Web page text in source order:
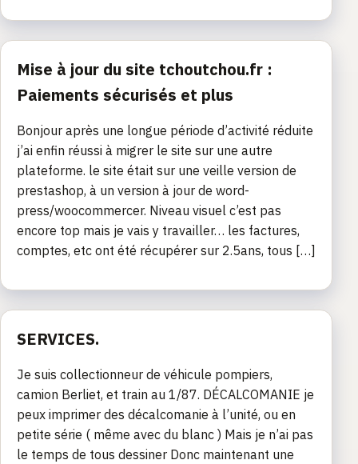
Mise à jour du site tchoutchou.fr :
Paiements sécurisés et plus
Bonjour après une longue période d’activité réduite
j’ai enfin réussi à migrer le site sur une autre
plateforme. le site était sur une veille version de
prestashop, à un version à jour de word-
press/woocommercer. Niveau visuel c’est pas
encore top mais je vais y travailler… les factures,
comptes, etc ont été récupérer sur 2.5ans, tous […]
SERVICES.
Je suis collectionneur de véhicule pompiers,
camion Berliet, et train au 1/87. DÉCALCOMANIE je
peux imprimer des décalcomanie à l’unité, ou en
petite série ( même avec du blanc ) Mais je n’ai pas
le temps de tous dessiner Donc maintenant une